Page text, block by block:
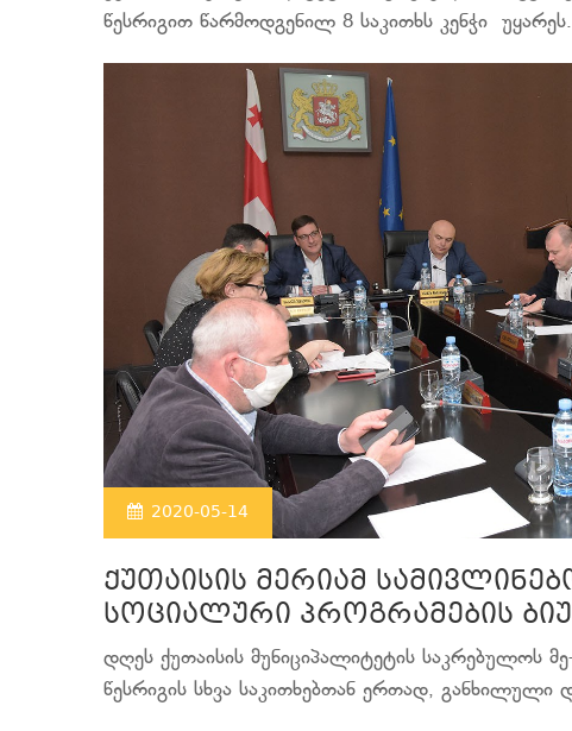
წესრიგით წარმოდგენილ 8 საკითხს კენჭი უყარეს.
2020-05-14
ქუთაისის მერიამ
სოციალური პროგრამების
დღეს ქუთაისის მუნიციპალიტეტის საკრებულოს
წესრიგის სხვა საკითხებთან ერთად, განხილული